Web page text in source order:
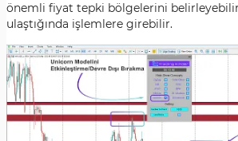
önemli fiyat tepki bölgelerini
ulaştığında işlemlere girebilir.